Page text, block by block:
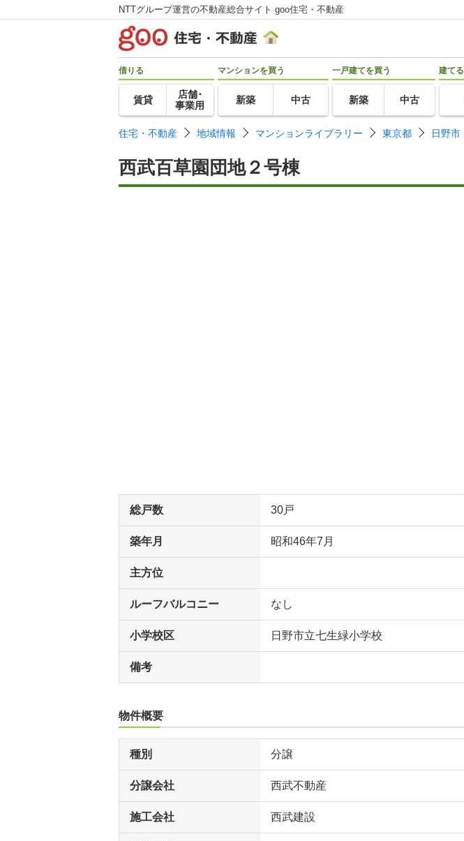
NTTグループ運営の不動産総合サイト goo住宅・不動産
借りる
賃貸
店舗･
事業用
マンションを買う
新築 中古
一戸建てを買う
新築 中古
建てる
住宅・不動産 地域情報 マンションライブラリー 東京都 日野市
西武百草園団地２号棟
総戸数 30戸
築年月 昭和46年7月
主方位
ルーフバルコニー なし
小学校区 日野市立七生緑小学校
備考
物件概要
種別 分譲
分譲会社 西武不動産
施工会社 西武建設